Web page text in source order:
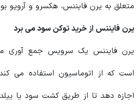
متعلق به یرن فایننس، هکسرو و آرویو
یرن فایننس از خرید توکن سود می برد
است که از اتوماسیون استفاده می‌
اجازه دهد تا از طریق کشت سود یا